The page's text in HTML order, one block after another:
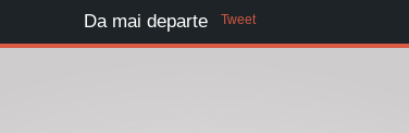
Da mai departe Tweet